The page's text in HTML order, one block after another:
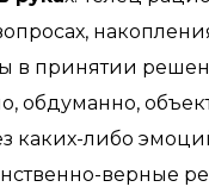
в принятии
обдуманно,
каких-либо
верные